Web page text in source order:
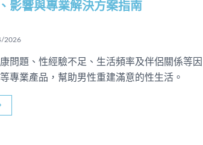
影響與專業解決方案指南
2026
問題、性經驗不足、生活頻率及伴侶關係等因
專業產品，幫助男性重建滿意的性生活。